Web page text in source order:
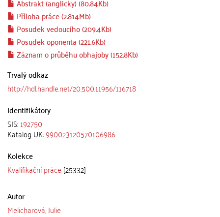
Abstrakt (anglicky) (80.84Kb)
Příloha práce (2.814Mb)
Posudek vedoucího (209.4Kb)
Posudek oponenta (221.6Kb)
Záznam o průběhu obhajoby (152.8Kb)
Trvalý odkaz
http://hdl.handle.net/20.500.11956/116718
Identifikátory
SIS:192750
Katalog UK:990023120570106986
Kolekce
Kvalifikační práce [25332]
Autor
Melicharová, Julie